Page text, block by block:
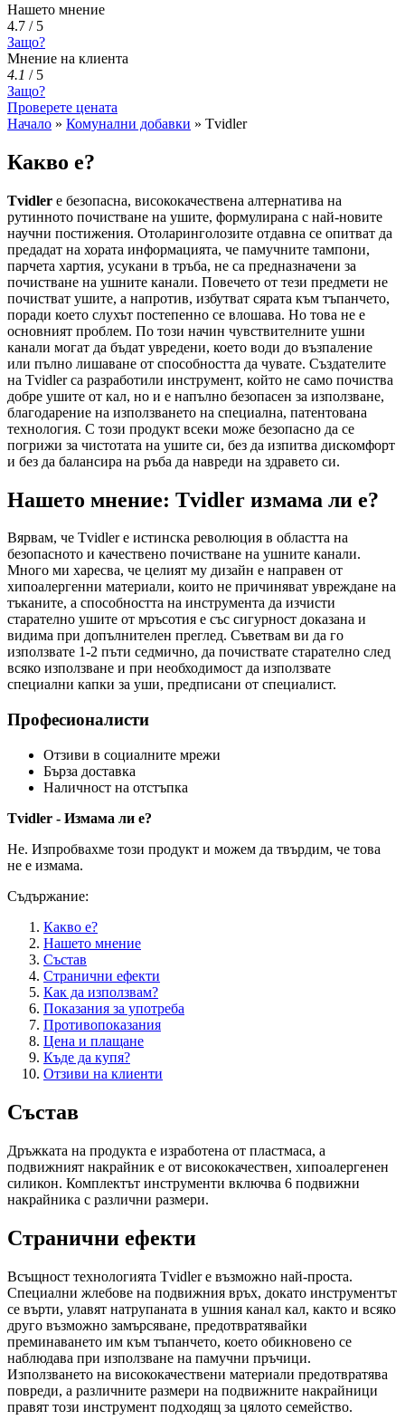
Нашето мнение
4.7 / 5
Защо?
Мнение на клиента
4.1 / 5
Защо?
Проверете цената
Начало » Комунални добавки » Tvidler
Какво е?
Tvidler е безопасна, висококачествена алтернатива на
рутинното почистване на ушите, формулирана с най-новите
научни постижения. Отоларинголозите отдавна се опитват да
предадат на хората информацията, че памучните тампони,
парчета хартия, усукани в тръба, не са предназначени за
почистване на ушните канали. Повечето от тези предмети не
почистват ушите, а напротив, избутват сярата към тъпанчето,
поради което слухът постепенно се влошава. Но това не е
основният проблем. По този начин чувствителните ушни
канали могат да бъдат увредени, което води до възпаление
или пълно лишаване от способността да чувате. Създателите
на Tvidler са разработили инструмент, който не само почиства
добре ушите от кал, но и е напълно безопасен за използване,
благодарение на използването на специална, патентована
технология. С този продукт всеки може безопасно да се
погрижи за чистотата на ушите си, без да изпитва дискомфорт
и без да балансира на ръба да навреди на здравето си.
Нашето мнение: Tvidler измама ли е?
Вярвам, че Tvidler е истинска революция в областта на
безопасното и качествено почистване на ушните канали.
Много ми харесва, че целият му дизайн е направен от
хипоалергенни материали, които не причиняват увреждане на
тъканите, а способността на инструмента да изчисти
старателно ушите от мръсотия е със сигурност доказана и
видима при допълнителен преглед. Съветвам ви да го
използвате 1-2 пъти седмично, да почиствате старателно след
всяко използване и при необходимост да използвате
специални капки за уши, предписани от специалист.
Професионалисти
Отзиви в социалните мрежи
Бърза доставка
Наличност на отстъпка
Tvidler - Измама ли е?
Не. Изпробвахме този продукт и можем да твърдим, че това
не е измама.
Съдържание:
Какво е?
Нашето мнение
Състав
Странични ефекти
Как да използвам?
Показания за употреба
Противопоказания
Цена и плащане
Къде да купя?
Отзиви на клиенти
Състав
Дръжката на продукта е изработена от пластмаса, а
подвижният накрайник е от висококачествен, хипоалергенен
силикон. Комплектът инструменти включва 6 подвижни
накрайника с различни размери.
Странични ефекти
Всъщност технологията Tvidler е възможно най-проста.
Специални жлебове на подвижния връх, докато инструментът
се върти, улавят натрупаната в ушния канал кал, както и всяко
друго възможно замърсяване, предотвратявайки
преминаването им към тъпанчето, което обикновено се
наблюдава при използване на памучни пръчици.
Използването на висококачествени материали предотвратява
повреди, а различните размери на подвижните накрайници
правят този инструмент подходящ за цялото семейство.